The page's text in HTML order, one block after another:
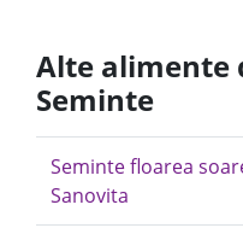
Alte alimente
Seminte
Seminte floarea
Sanovita